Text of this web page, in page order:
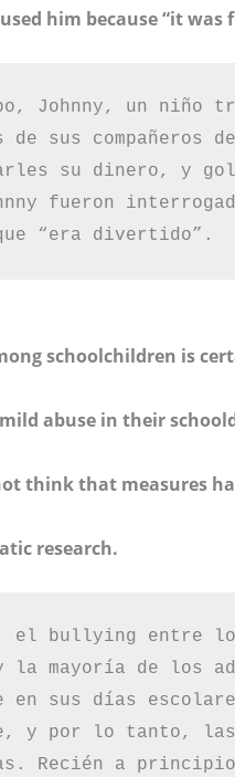
him because “it was
Johnny, un niño
de sus
su dinero, y
fueron
“era divertido”.
schoolchildren is
abuse in their
think that measures
research.
el bullying entre
la mayoría de los
en sus días
y por lo tanto, las
Recién a